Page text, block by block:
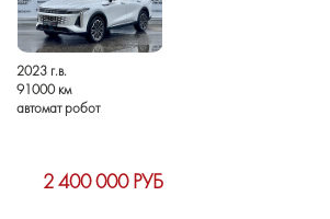
2023 г.в.
91000 км
автомат робот
2 400 000 РУБ